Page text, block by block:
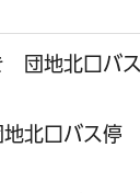
団地北口バス
北口バス停